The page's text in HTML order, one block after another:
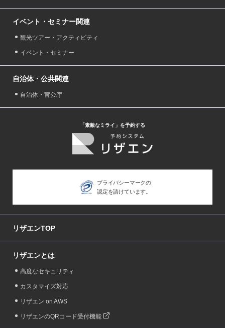
イベント・セミナー関連
観光ツアー・アクティビティ
イベント・セミナー
自治体・公共関連
自治体・官公庁
「素敵なミライ」を予約する
プライバシーマークの
認定を請けています。
リザエンTOP
リザエンとは
高度なセキュリティ
カスタマイズ対応
リザエン on AWS
リザエンのQRコード受付機能